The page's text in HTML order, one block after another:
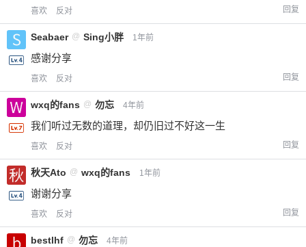
喜欢 反对 回复
Seabaer @ Sing小胖 1年前
感谢分享
喜欢 反对 回复
wxq的fans @ 勿忘 4年前
我们听过无数的道理，却仍旧过不好这一生
喜欢 反对 回复
秋天Ato @ wxq的fans 1年前
谢谢分享
喜欢 反对 回复
bestlhf @ 勿忘 4年前